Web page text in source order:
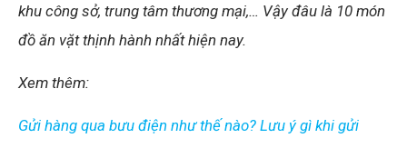
khu công sở, trung tâm thương mại,… Vậy đâu là 10 món
đồ ăn vặt thịnh hành nhất hiện nay.
Xem thêm:
Gửi hàng qua bưu điện như thế nào? Lưu ý gì khi gửi